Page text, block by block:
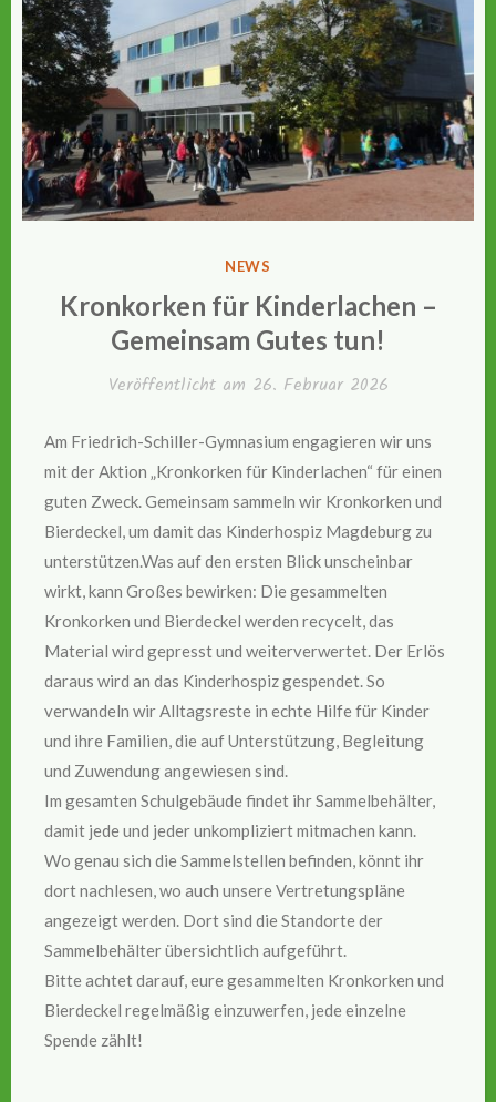
VERÖFFENTLICHT
NEWS
Kronkorken für Kinderlachen –
Gemeinsam Gutes tun!
Veröffentlicht am 26. Februar 2026
Am Friedrich-Schiller-Gymnasium engagieren wir uns
mit der Aktion „Kronkorken für Kinderlachen“ für einen
guten Zweck. Gemeinsam sammeln wir Kronkorken und
Bierdeckel, um damit das Kinderhospiz Magdeburg zu
unterstützen.Was auf den ersten Blick unscheinbar
wirkt, kann Großes bewirken: Die gesammelten
Kronkorken und Bierdeckel werden recycelt, das
Material wird gepresst und weiterverwertet. Der Erlös
daraus wird an das Kinderhospiz gespendet. So
verwandeln wir Alltagsreste in echte Hilfe für Kinder
und ihre Familien, die auf Unterstützung, Begleitung
und Zuwendung angewiesen sind.
Im gesamten Schulgebäude findet ihr Sammelbehälter,
damit jede und jeder unkompliziert mitmachen kann.
Wo genau sich die Sammelstellen befinden, könnt ihr
dort nachlesen, wo auch unsere Vertretungspläne
angezeigt werden. Dort sind die Standorte der
Sammelbehälter übersichtlich aufgeführt.
Bitte achtet darauf, eure gesammelten Kronkorken und
Bierdeckel regelmäßig einzuwerfen, jede einzelne
Spende zählt!